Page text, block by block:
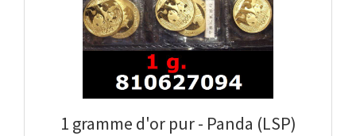
1 gramme d'or pur - Panda (LSP)